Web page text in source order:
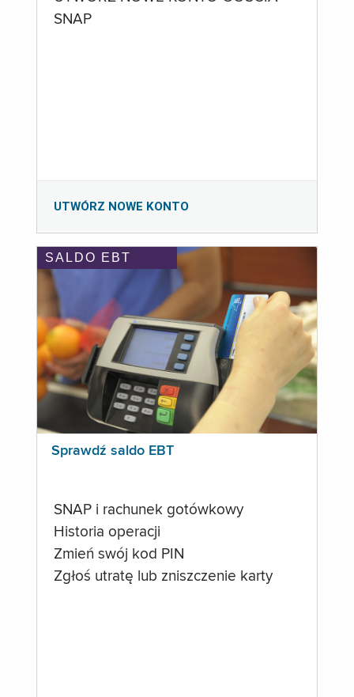
SNAP
UTWÓRZ NOWE KONTO
SALDO EBT
Sprawdź saldo EBT
SNAP i rachunek gotówkowy
Historia operacji
Zmień swój kod PIN
Zgłoś utratę lub zniszczenie karty